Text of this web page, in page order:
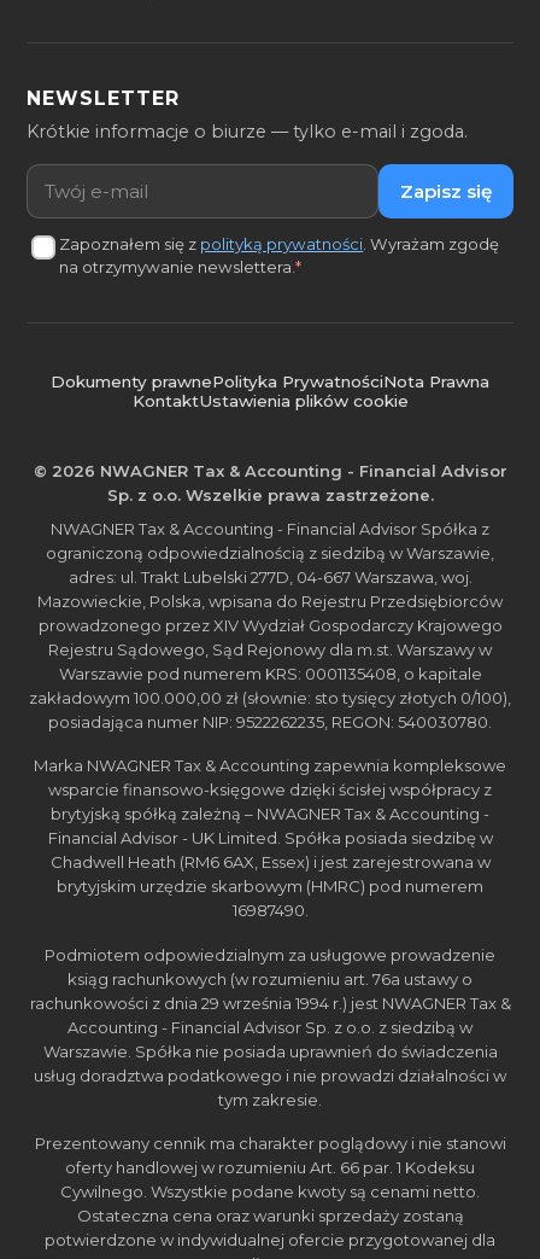
NEWSLETTER
Krótkie informacje o biurze — tylko e-mail i zgoda.
Adres e-mail
Zapisz się
Zapoznałem się z polityką prywatności. Wyrażam zgodę
na otrzymywanie newslettera.*
Dokumenty prawnePolityka PrywatnościNota Prawna
KontaktUstawienia plików cookie
© 2026 NWAGNER Tax & Accounting - Financial Advisor
Sp. z o.o. Wszelkie prawa zastrzeżone.
NWAGNER Tax & Accounting - Financial Advisor Spółka z
ograniczoną odpowiedzialnością z siedzibą w Warszawie,
adres: ul. Trakt Lubelski 277D, 04-667 Warszawa, woj.
Mazowieckie, Polska, wpisana do Rejestru Przedsiębiorców
prowadzonego przez XIV Wydział Gospodarczy Krajowego
Rejestru Sądowego, Sąd Rejonowy dla m.st. Warszawy w
Warszawie pod numerem KRS: 0001135408, o kapitale
zakładowym 100.000,00 zł (słownie: sto tysięcy złotych 0/100),
posiadająca numer NIP: 9522262235, REGON: 540030780.
Marka NWAGNER Tax & Accounting zapewnia kompleksowe
wsparcie finansowo-księgowe dzięki ścisłej współpracy z
brytyjską spółką zależną – NWAGNER Tax & Accounting -
Financial Advisor - UK Limited. Spółka posiada siedzibę w
Chadwell Heath (RM6 6AX, Essex) i jest zarejestrowana w
brytyjskim urzędzie skarbowym (HMRC) pod numerem
16987490.
Podmiotem odpowiedzialnym za usługowe prowadzenie
ksiąg rachunkowych (w rozumieniu art. 76a ustawy o
rachunkowości z dnia 29 września 1994 r.) jest NWAGNER Tax &
Accounting - Financial Advisor Sp. z o.o. z siedzibą w
Warszawie. Spółka nie posiada uprawnień do świadczenia
usług doradztwa podatkowego i nie prowadzi działalności w
tym zakresie.
Prezentowany cennik ma charakter poglądowy i nie stanowi
oferty handlowej w rozumieniu Art. 66 par. 1 Kodeksu
Cywilnego. Wszystkie podane kwoty są cenami netto.
Ostateczna cena oraz warunki sprzedaży zostaną
potwierdzone w indywidualnej ofercie przygotowanej dla